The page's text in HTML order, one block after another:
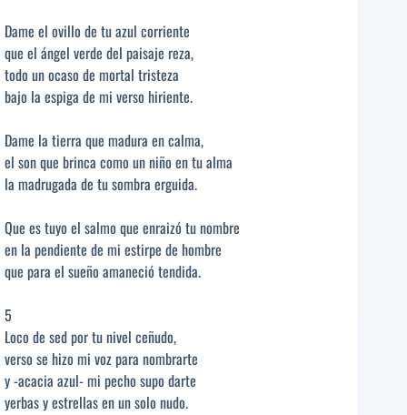
Dame el ovillo de tu azul corriente
que el ángel verde del paisaje reza,
todo un ocaso de mortal tristeza
bajo la espiga de mi verso hiriente.
Dame la tierra que madura en calma,
el son que brinca como un niño en tu alma
la madrugada de tu sombra erguida.
Que es tuyo el salmo que enraizó tu nombre
en la pendiente de mi estirpe de hombre
que para el sueño amaneció tendida.
5
Loco de sed por tu nivel ceñudo,
verso se hizo mi voz para nombrarte
y -acacia azul- mi pecho supo darte
yerbas y estrellas en un solo nudo.